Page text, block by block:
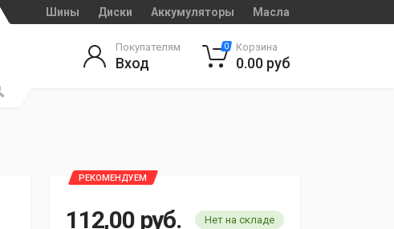
Шины Диски Аккумуляторы Масла
Покупателям
Вход
0 Корзина
0.00 руб
РЕКОМЕНДУЕМ
112,00руб. Нет на складе